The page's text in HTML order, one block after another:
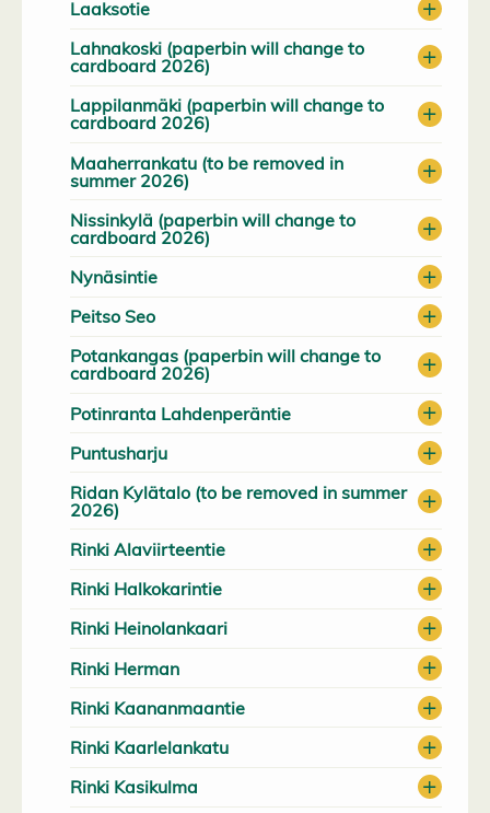
Laaksotie
Lahnakoski (paperbin will change to
cardboard 2026)
Lappilanmäki (paperbin will change to
cardboard 2026)
Maaherrankatu (to be removed in
summer 2026)
Nissinkylä (paperbin will change to
cardboard 2026)
Nynäsintie
Peitso Seo
Potankangas (paperbin will change to
cardboard 2026)
Potinranta Lahdenperäntie
Puntusharju
Ridan Kylätalo (to be removed in summer
2026)
Rinki Alaviirteentie
Rinki Halkokarintie
Rinki Heinolankaari
Rinki Herman
Rinki Kaananmaantie
Rinki Kaarlelankatu
Rinki Kasikulma